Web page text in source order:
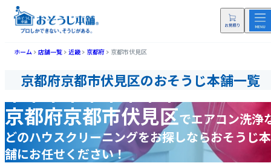
ホーム 店舗一覧 近畿 京都府 京都市伏見区
京都府京都市伏見区のおそうじ本舗一覧
京都府京都市伏見区でエアコン洗浄
どのハウスクリーニングをお探しならおそうじ本
舗にお任せください！